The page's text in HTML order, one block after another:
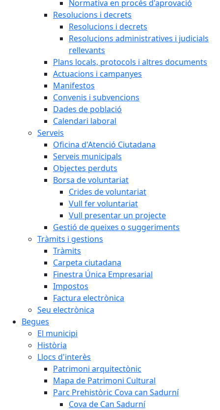
Normativa en procés d'aprovació
Resolucions i decrets
Resolucions i decrets
Resolucions administratives i judicials
rellevants
Plans locals, protocols i altres documents
Actuacions i campanyes
Manifestos
Convenis i subvencions
Dades de població
Calendari laboral
Serveis
Oficina d'Atenció Ciutadana
Serveis municipals
Objectes perduts
Borsa de voluntariat
Crides de voluntariat
Vull fer voluntariat
Vull presentar un projecte
Gestió de queixes o suggeriments
Tràmits i gestions
Tràmits
Carpeta ciutadana
Finestra Única Empresarial
Impostos
Factura electrònica
Seu electrònica
Begues
El municipi
Història
Llocs d'interès
Patrimoni arquitectònic
Mapa de Patrimoni Cultural
Parc Prehistòric Cova can Sadurní
Cova de Can Sadurní